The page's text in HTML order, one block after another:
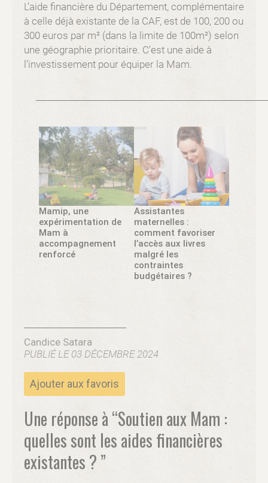
L’aide financière du Département, complémentaire
à celle déjà existante de la CAF, est de 100, 200 ou
300 euros par m² (dans la limite de 100m²) selon
une géographie prioritaire. C’est une aide à
l’investissement pour équiper la Mam.
Mamip, une
expérimentation de
Mam à
accompagnement
renforcé
Assistantes
maternelles :
comment favoriser
l’accès aux livres
malgré les
contraintes
budgétaires ?
Candice Satara
PUBLIÉ LE 03 DÉCEMBRE 2024
Ajouter aux favoris
Une réponse à “Soutien aux Mam :
quelles sont les aides financières
existantes ? ”